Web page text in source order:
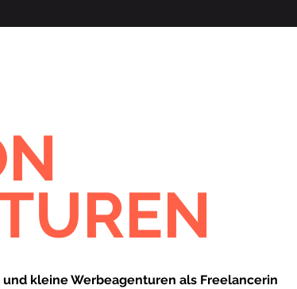
kleine Werbeagenturen als Freelancerin